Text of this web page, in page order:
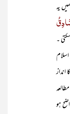
یہ
۔
۳۴ اور زیر مطالعہ
ہو